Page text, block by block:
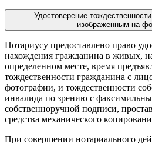
Удостоверение
изображенным на
Нотариусу предоставлено право
нахождения гражданина в живых,
определенном месте, время
тождественности гражданина с
фотографии, и тождественности
инвалида по зрению с
собственноручной подписи,
средства механического
При совершении нотариального